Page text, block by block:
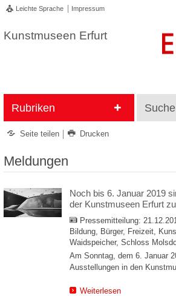
Leichte Sprache Impressum
Kunstmuseen Erfurt
Rubriken Suche
Seite teilen Drucken
Meldungen
Noch bis 6. Januar 2019
der Kunstmuseen Erfurt
Pressemitteilung:
Bildung, Bürger, Freizeit,
Waidspeicher, Schloss
Am Sonntag, dem 6. Januar
Ausstellungen in den
Weiterlesen